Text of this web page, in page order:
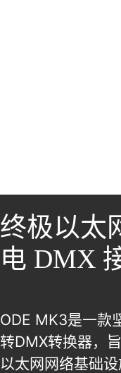
终极以太
电 DMX
ODE MK3是一款
转DMX转换器，
以太网网络基础